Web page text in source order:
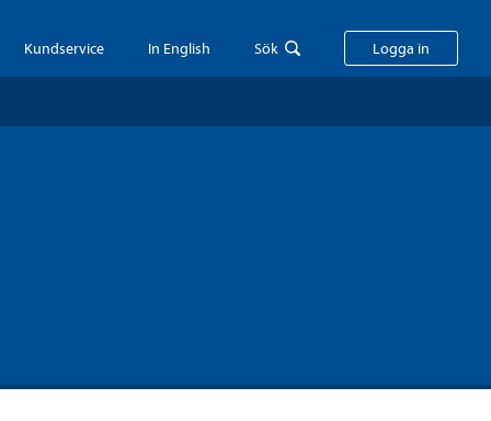
Kundservice In English Sök Logga in